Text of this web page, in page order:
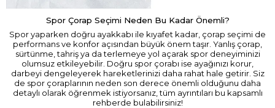
Spor Çorap Seçimi Neden Bu Kadar Önemli?
Spor yaparken doğru ayakkabı ile kıyafet kadar, çorap seçimi de
performans ve konfor açısından büyük önem taşır. Yanlış çorap,
sürtünme, tahriş ya da terlemeye yol açarak spor deneyiminizi
olumsuz etkileyebilir. Doğru spor çorabı ise ayağınızı korur,
darbeyi dengeleyerek hareketlerinizi daha rahat hale getirir. Siz
de spor çoraplarının neden son derece önemli olduğunu daha
detaylı olarak öğrenmek istiyorsanız, tüm ayrıntıları bu kapsamlı
rehberde bulabilirsiniz!